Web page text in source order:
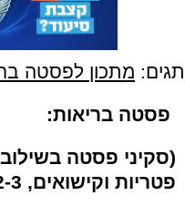
תגים: מתכון לפסטה
פסטה בריאות:
(סקיני פסטה
פטריות וקישואים, 2-3 מנות)